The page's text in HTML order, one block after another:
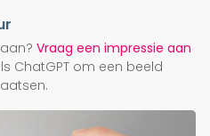
Vraag een impressie aan
ChatGPT om een beeld